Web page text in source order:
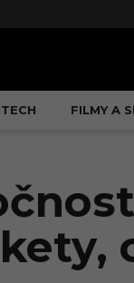
TECH FILMY A